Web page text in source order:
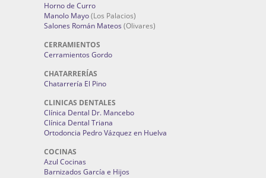
Horno de Curro
Manolo Mayo(Los Palacios)
Salones Román Mateos (Olivares)
CERRAMIENTOS
Cerramientos Gordo
CHATARRERÍAS
Chatarrería El Pino
CLINICAS DENTALES
Clínica Dental Dr. Mancebo
Clínica Dental Triana
Ortodoncia Pedro Vázquez en Huelva
COCINAS
Azul Cocinas
Barnizados García e Hijos